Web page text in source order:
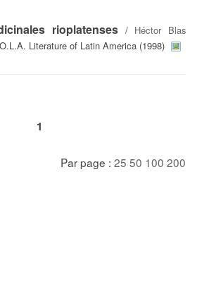
rioplatenses / Héctor Blas
Literature of Latin America (1998)
1
Par page : 25 50 100 200